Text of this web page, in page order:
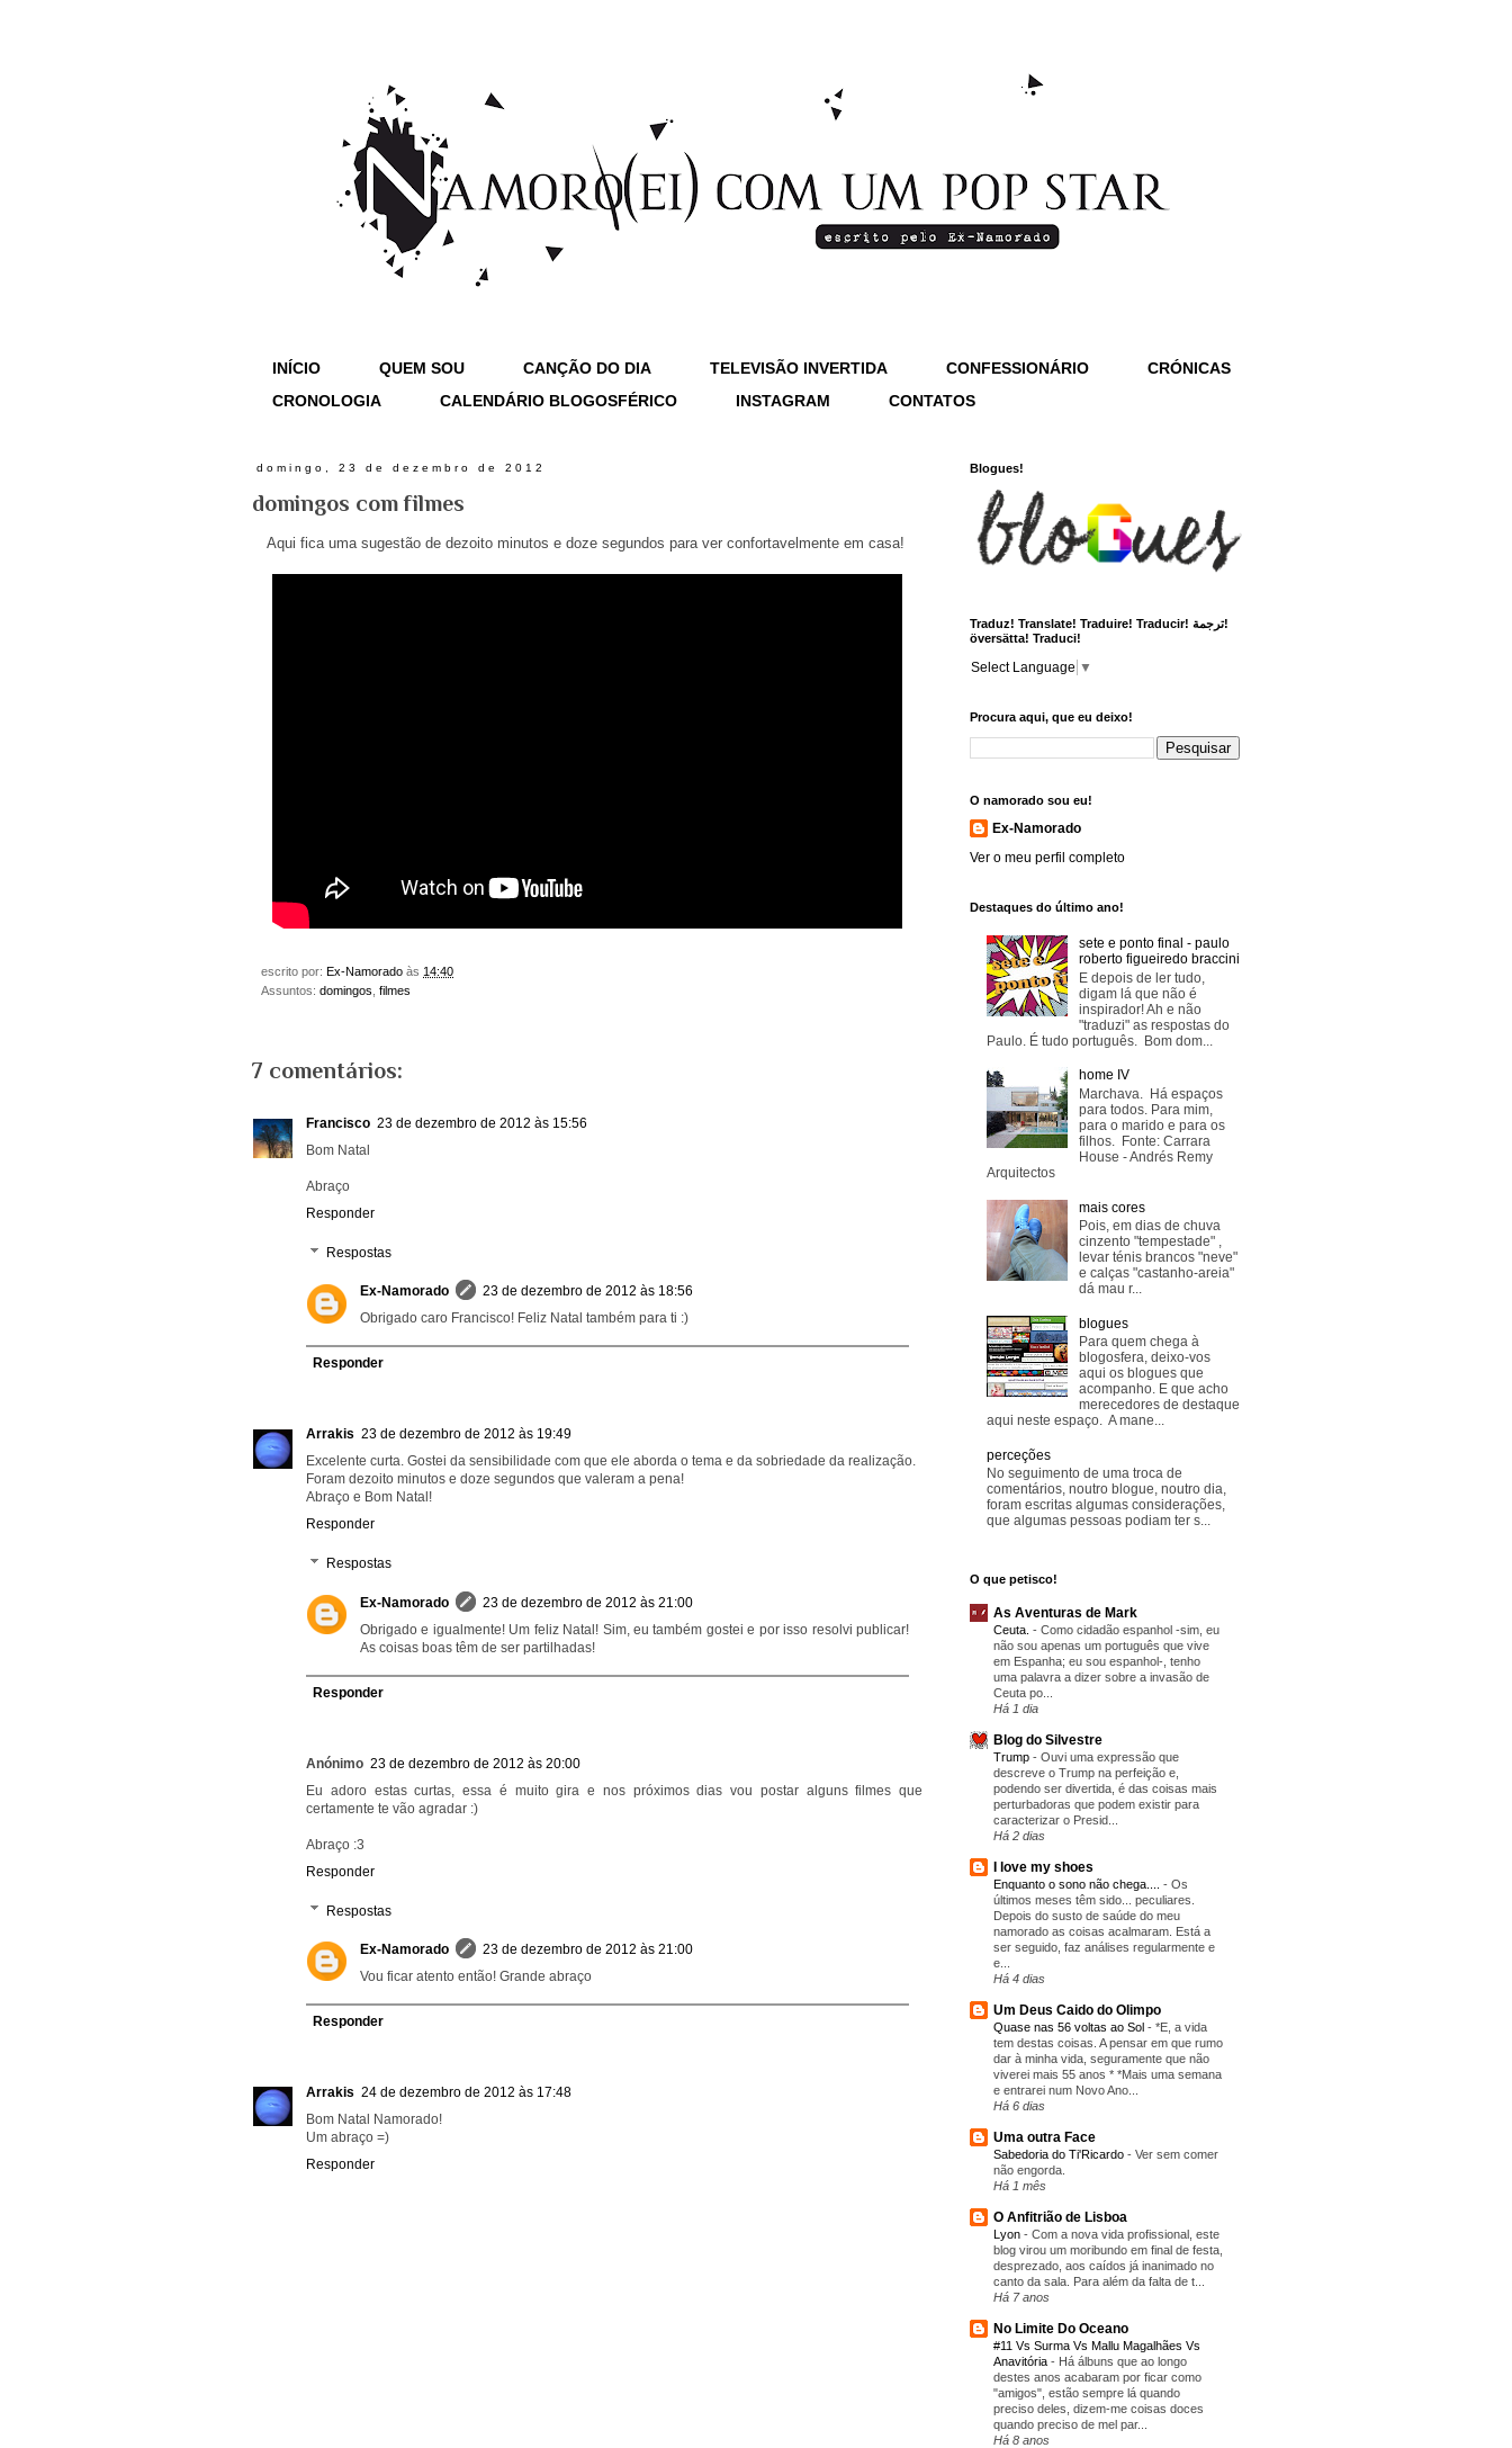
INÍCIO QUEM SOU CANÇÃO DO DIA TELEVISÃO INVERTIDA CONFESSIONÁRIO
CRÓNICAS
CRONOLOGIA
CALENDÁRIO BLOGOSFÉRICO INSTAGRAM CONTATOS
domingo, 23 de dezembro de 2012
domingos com filmes
Aqui fica uma sugestão de dezoito minutos e doze segundos para ver confortavelmente em casa!
escrito por: Ex-Namorado às 14:40
Assuntos: domingos filmes
7 comentários:
Francisco 23 de dezembro de 2012 às 15:56
Bom Natal
Abraço
Responder
Respostas
Ex-Namorado
23 de dezembro de 2012 às 18:56
Obrigado caro Francisco! Feliz Natal também para ti :)
Responder
Arrakis 23 de dezembro de 2012 às 19:49
Excelente curta. Gostei da sensibilidade com que ele aborda o tema e da sobriedade da realização.
Foram dezoito minutos e doze segundos que valeram a pena!
Abraço e Bom Natal!
Responder
Respostas
Ex-Namorado
23 de dezembro de 2012 às 21:00
Obrigado e igualmente! Um feliz Natal! Sim, eu também gostei e por isso resolvi publicar!
As coisas boas têm de ser partilhadas!
Responder
Anónimo 23 de dezembro de 2012 às 20:00
Eu adoro estas curtas, essa é muito gira e nos próximos dias vou postar alguns filmes que
certamente te vão agradar :)
Abraço :3
Responder
Respostas
Ex-Namorado
23 de dezembro de 2012 às 21:00
Vou ficar atento então! Grande abraço
Responder
Arrakis 24 de dezembro de 2012 às 17:48
Bom Natal Namorado!
Um abraço =)
Responder
Blogues!
Traduz! Translate! Traduire! Traducir! ترجمة!
översätta! Traduci!
Select Language ▼
Procura aqui, que eu deixo!
O namorado sou eu!
Ex-Namorado
Ver o meu perfil completo
Destaques do último ano!
sete e ponto final - paulo
roberto figueiredo braccini
E depois de ler tudo,
digam lá que não é
inspirador! Ah e não
"traduzi" as respostas do
Paulo. É tudo português. Bom dom...
home IV
Marchava. Há espaços
para todos. Para mim,
para o marido e para os
filhos. Fonte: Carrara
House - Andrés Remy
Arquitectos
mais cores
Pois, em dias de chuva
cinzento "tempestade" ,
levar ténis brancos "neve"
e calças "castanho-areia"
dá mau r...
blogues
Para quem chega à
blogosfera, deixo-vos
aqui os blogues que
acompanho. E que acho
merecedores de destaque
aqui neste espaço. A mane...
perceções
No seguimento de uma troca de
comentários, noutro blogue, noutro dia,
foram escritas algumas considerações,
que algumas pessoas podiam ter s...
O que petisco!
As Aventuras de Mark
Ceuta. - Como cidadão espanhol -sim, eu
não sou apenas um português que vive
em Espanha; eu sou espanhol-, tenho
uma palavra a dizer sobre a invasão de
Ceuta po...
Há 1 dia
Blog do Silvestre
Trump - Ouvi uma expressão que
descreve o Trump na perfeição e,
podendo ser divertida, é das coisas mais
perturbadoras que podem existir para
caracterizar o Presid...
Há 2 dias
I love my shoes
Enquanto o sono não chega.... - Os
últimos meses têm sido... peculiares.
Depois do susto de saúde do meu
namorado as coisas acalmaram. Está a
ser seguido, faz análises regularmente e
e...
Há 4 dias
Um Deus Caido do Olimpo
Quase nas 56 voltas ao Sol - *E, a vida
tem destas coisas. A pensar em que rumo
dar à minha vida, seguramente que não
viverei mais 55 anos * *Mais uma semana
e entrarei num Novo Ano...
Há 6 dias
Uma outra Face
Sabedoria do Ti'Ricardo - Ver sem comer
não engorda.
Há 1 mês
O Anfitrião de Lisboa
Lyon - Com a nova vida profissional, este
blog virou um moribundo em final de festa,
desprezado, aos caídos já inanimado no
canto da sala. Para além da falta de t...
Há 7 anos
No Limite Do Oceano
#11 Vs Surma Vs Mallu Magalhães Vs
Anavitória - Há álbuns que ao longo
destes anos acabaram por ficar como
"amigos", estão sempre lá quando
preciso deles, dizem-me coisas doces
quando preciso de mel par...
Há 8 anos